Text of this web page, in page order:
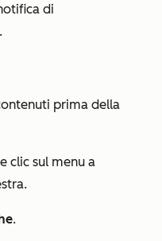
di
prima della
clic sul menu a
.